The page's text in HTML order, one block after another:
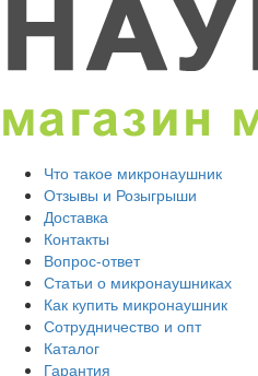
Что такое микронаушник
Отзывы и Розыгрыши
Доставка
Контакты
Вопрос-ответ
Статьи о микронаушниках
Как купить микронаушник
Сотрудничество и опт
Каталог
Гарантия